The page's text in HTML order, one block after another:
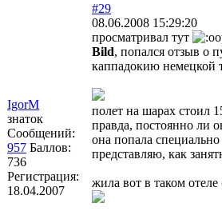
IgorM
знаток
Сообщений:
957 Баллов:
736
Регистрация:
18.04.2007
#29
08.06.2008 15:29:20
просматривал тут
Bild, попался отзыв о
каппадокию немецкой
полет на шарах стоил
правда, постоянно ли
она попала
представляю, как
жила вот в таком отеле